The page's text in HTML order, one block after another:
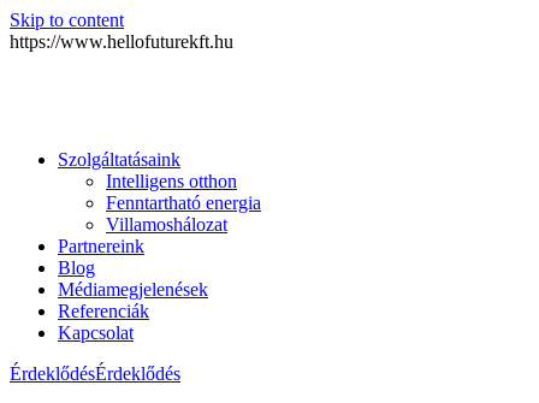
Skip to content
https://www.hellofuturekft.hu
Szolgáltatásaink
Intelligens otthon
Fenntartható energia
Villamoshálozat
Partnereink
Blog
Médiamegjelenések
Referenciák
Kapcsolat
ÉrdeklődésÉrdeklődés